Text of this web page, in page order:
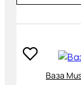
Ваза